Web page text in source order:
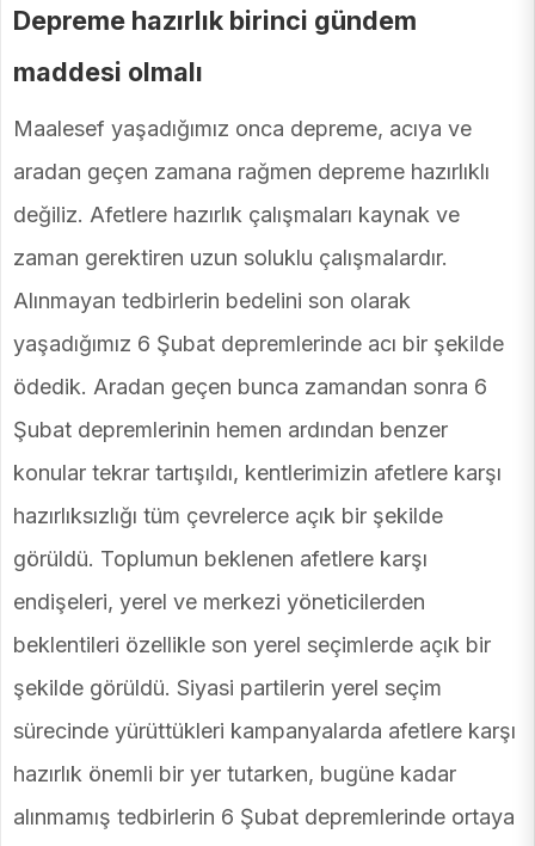
Depreme hazırlık birinci gündem
maddesi olmalı
Maalesef yaşadığımız onca depreme, acıya ve
aradan geçen zamana rağmen depreme hazırlıklı
değiliz. Afetlere hazırlık çalışmaları kaynak ve
zaman gerektiren uzun soluklu çalışmalardır.
Alınmayan tedbirlerin bedelini son olarak
yaşadığımız 6 Şubat depremlerinde acı bir şekilde
ödedik. Aradan geçen bunca zamandan sonra 6
Şubat depremlerinin hemen ardından benzer
konular tekrar tartışıldı, kentlerimizin afetlere karşı
hazırlıksızlığı tüm çevrelerce açık bir şekilde
görüldü. Toplumun beklenen afetlere karşı
endişeleri, yerel ve merkezi yöneticilerden
beklentileri özellikle son yerel seçimlerde açık bir
şekilde görüldü. Siyasi partilerin yerel seçim
sürecinde yürüttükleri kampanyalarda afetlere karşı
hazırlık önemli bir yer tutarken, bugüne kadar
alınmamış tedbirlerin 6 Şubat depremlerinde ortaya